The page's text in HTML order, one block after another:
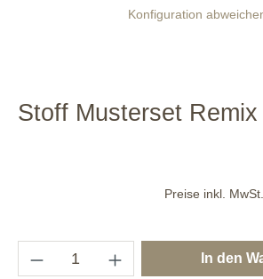
Konfiguration
Stoff Musterset Remix
Preise inkl.
In den